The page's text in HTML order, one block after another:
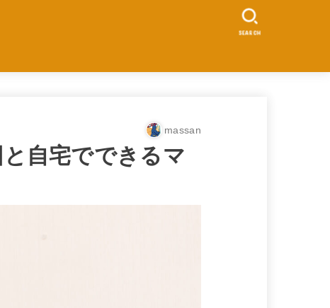
SEARCH
massan
自宅でできるマ